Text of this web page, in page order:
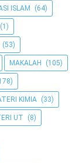
ISLAM (64)
(1)
(53)
MAKALAH (105)
KIMIA (33)
UT (8)